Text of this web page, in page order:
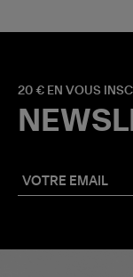
20 € EN VOUS